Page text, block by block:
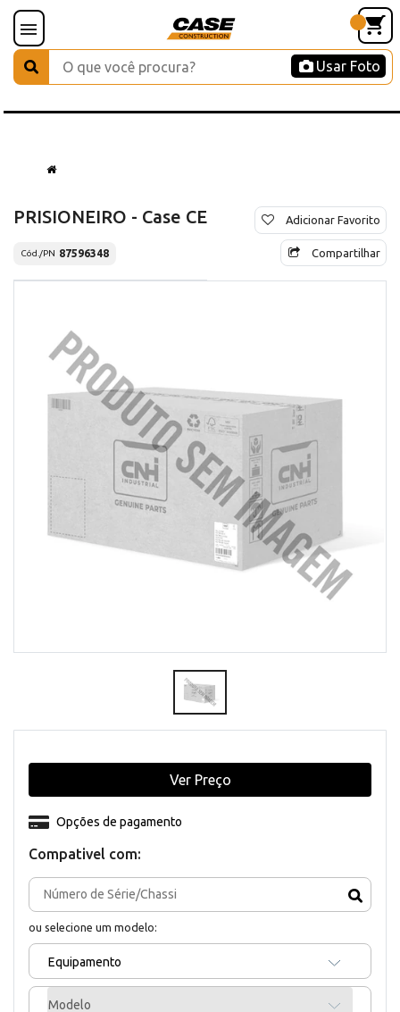
Usar Foto
PRISIONEIRO - Case CE
Cód./PN 87596348
Adicionar Favorito
Compartilhar
Compativel com:
ou selecione um modelo:
Equipamento
Modelo
Opções de pagamento
Ver Preço